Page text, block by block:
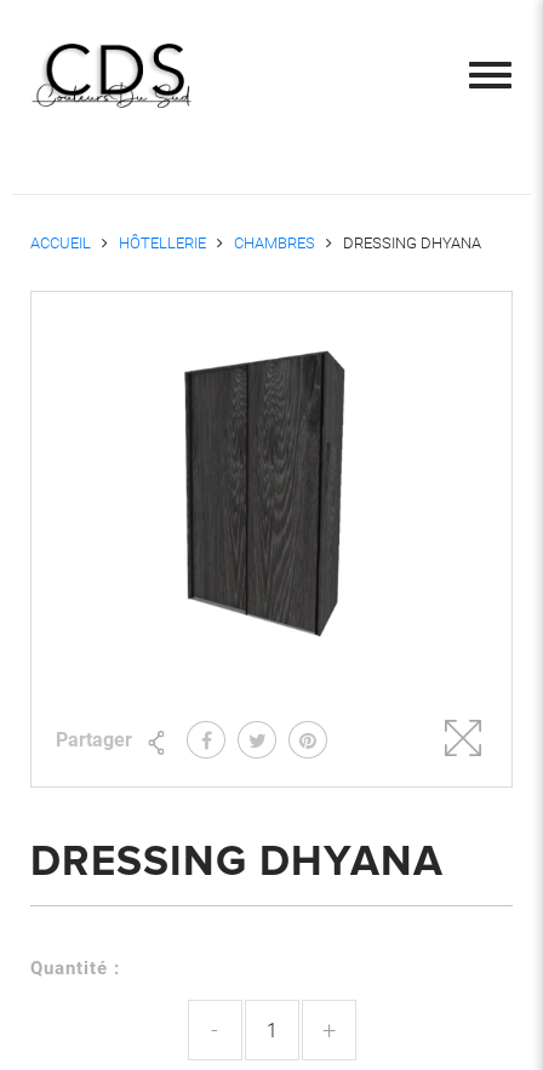
ACCUEIL HÔTELLERIE CHAMBRES DRESSING DHYANA
Partager
DRESSING DHYANA
Quantité :
- +